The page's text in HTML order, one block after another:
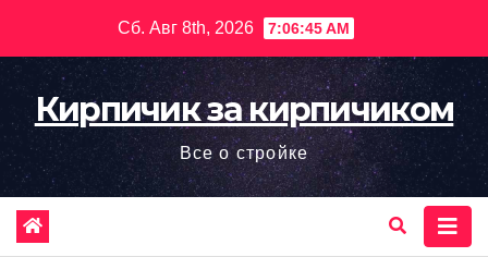
содержимому
Сб. Авг 8th, 2026 7:06:46 AM
Кирпичик за кирпичиком
Все о стройке